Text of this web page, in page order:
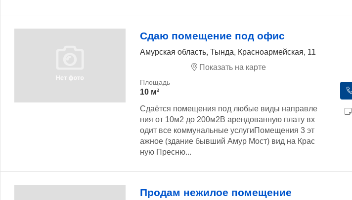
Сдаю помещение под офис
Амурская область, Тында, Красноармейская, 11
Показать на карте
10 м²
Сдаётся помещения под любые виды направле
ния от 10м2 до 200м2В арендованную плату вх
одит все коммунальные услугиПомещения 3 эт
ажное (здание бывший Амур Мост) вид на Крас
ную Пресню...
Продам нежилое помещение